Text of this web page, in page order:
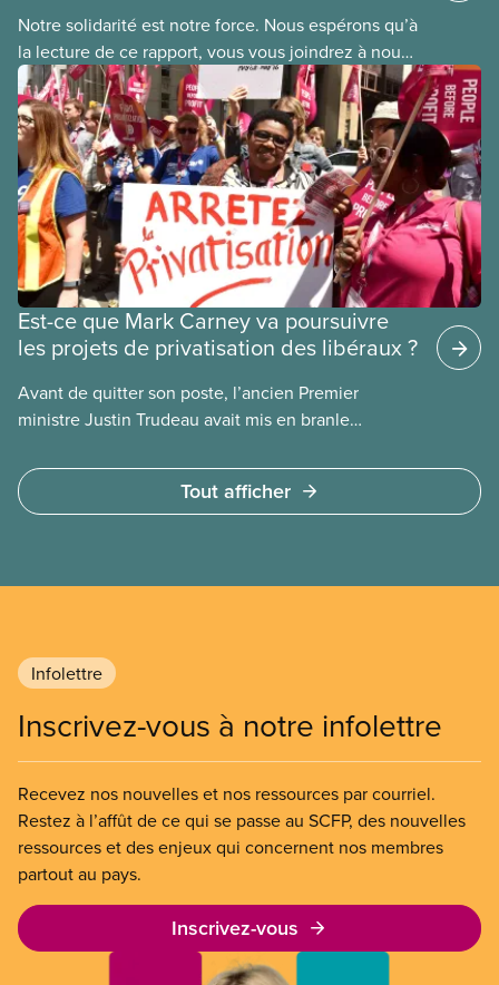
Notre solidarité est notre force. Nous espérons qu’à
la lecture de ce rapport, vous vous joindrez à nous
pour soutenir les travailleuses et travailleurs du
monde entier. Ensemble, nous surmonterons nos
défis collectifs et construirons un monde meilleur.
Est-ce que Mark Carney va poursuivre
les projets de privatisation des libéraux ?
Avant de quitter son poste, l’ancien Premier
ministre Justin Trudeau avait mis en branle
son successeur les mènerait à terme. Voici
quelques exemples : Tout afficher
Infolettre
Inscrivez-vous à notre infolettre
Recevez nos nouvelles et nos ressources par courriel.
Restez à l’affût de ce qui se passe au SCFP, des nouvelles
ressources et des enjeux qui concernent nos membres
partout au pays.
Inscrivez-vous